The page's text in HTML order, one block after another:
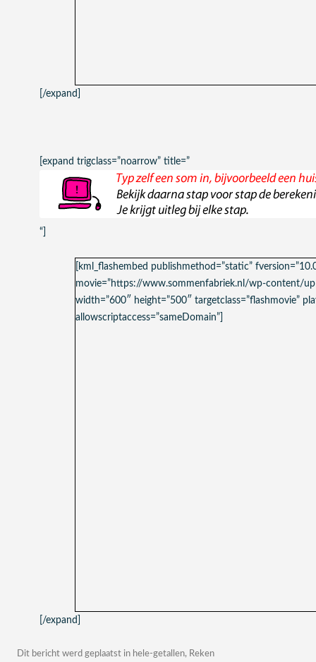
[/expand]
[expand trigclass=”noarrow” title=”
“]
[kml_flashembed publishmethod=”static”
movie=”https://www.sommenfabriek.nl/wp-content/
width=”600″ height=”500″ targetclass=”flashmovie”
allowscriptaccess=”sameDomain”]
[/expand]
Dit bericht werd geplaatst in hele-getallen, Reken